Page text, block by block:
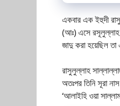
একবার এক ইহুদী
(আঃ) এসে রসূলুল্লাহ
জাদু করা হয়েছিল
রাসুলুল্লাহ
অতঃপর তিনি সূরা
‘আলাইহি ওয়া